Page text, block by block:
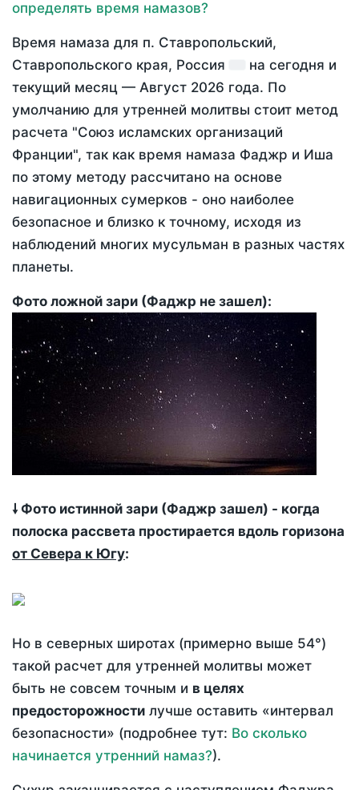
определять время намазов?
Время намаза для п. Ставропольский,
Ставропольского края, Россия
на сегодня и
текущий месяц — Август 2026 года. По
умолчанию для утренней молитвы стоит метод
расчета "Союз исламских организаций
Франции", так как время намаза Фаджр и Иша
по этому методу рассчитано на основе
навигационных сумерков - оно наиболее
безопасное и близко к точному, исходя из
наблюдений многих мусульман в разных частях
планеты.
Фото ложной зари (Фаджр не зашел):
🠗 Фото истинной зари (Фаджр зашел) - когда
полоска рассвета простирается вдоль горизона
от Севера к Югу:
Но в северных широтах (примерно выше 54°)
такой расчет для утренней молитвы может
быть не совсем точным и в целях
предосторожности лучше оставить «интервал
безопасности» (подробнее тут: Во сколько
начинается утренний намаз?).